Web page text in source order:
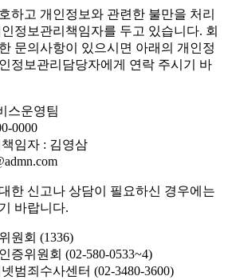
하고 개인정보와 관련한 불만을 처리
정보관리책임자를 두고 있습니다. 회
문의사항이 있으시면 아래의 개인정
정보관리담당자에게 연락 주시기 바
스운영팀
0000
임자 : 김영삼
한 신고나 상담이 필요하신 경우에는
바랍니다.
원회 (1336)
증위원회 (02-580-0533~4)
범죄수사센터 (02-3480-3600)